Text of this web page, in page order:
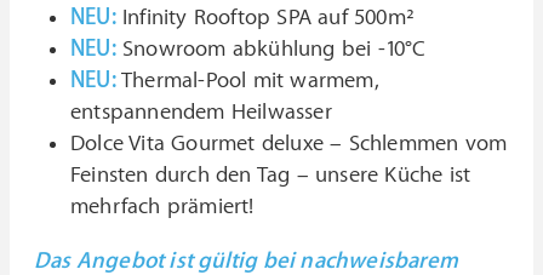
NEU:Infinity Rooftop SPA auf 500m²
NEU:Snowroom abkühlung bei -10°C
NEU:Thermal-Pool mit warmem,
entspannendem Heilwasser
Dolce Vita Gourmet deluxe – Schlemmen vom
Feinsten durch den Tag – unsere Küche ist
mehrfach prämiert!
Das Angebot ist gültig bei nachweisbarem